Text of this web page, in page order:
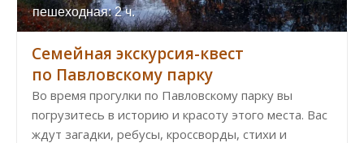
пешеходная: 2 ч.
Семейная экскурсия-квест
по Павловскому парку
Во время прогулки по Павловскому парку вы
погрузитесь в историю и красоту этого места. Вас
ждут загадки, ребусы, кроссворды, стихи и